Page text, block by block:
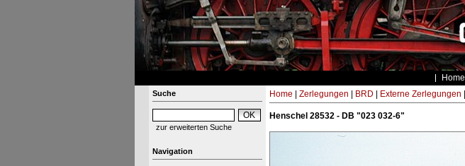
Home
Suche
zur erweiterten Suche
Navigation
Home Zerlegungen BRD Externe Zerlegungen
Henschel 28532 - DB "023 032-6"